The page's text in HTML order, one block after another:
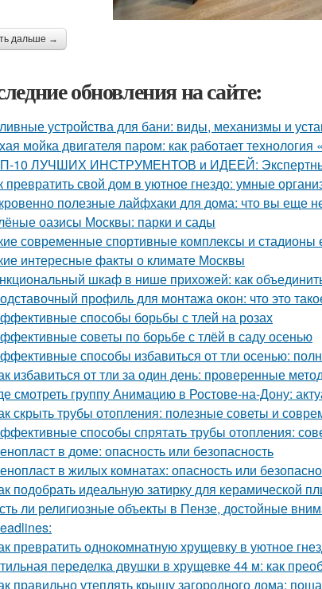
дальше →
обновления на сайте:
устройства для бани: виды, механизмы и
мойка двигателя паром: как работает технология
10 ЛУЧШИХ ИНСТРУМЕНТОВ и ИДЕЕЙ:
превратить свой дом в уютное гнездо: умные
полезные лайфхаки для дома: что вы еще
оазисы Москвы: парки и сады
современные спортивные комплексы и стадионы
интересные факты о климате Москвы
шкаф в нише прихожей: как объединить
профиль для монтажа окон: что это
способы борьбы с тлей на розах
советы по борьбе с тлёй в саду осенью
способы избавиться от тли осенью:
избавиться от тли за один день: проверенные
смотреть группу Анимацию в Ростове-на-Дону:
скрыть трубы отопления: полезные советы и
способы спрятать трубы отопления:
в доме: опасность или безопасность
в жилых комнатах: опасность или
подобрать идеальную затирку для керамической
ли религиозные объекты в Пензе, достойные
превратить однокомнатную хрущевку в уютное
переделка двушки в хрущевке 44 м: как
правильно утеплять крышу загородного дома: